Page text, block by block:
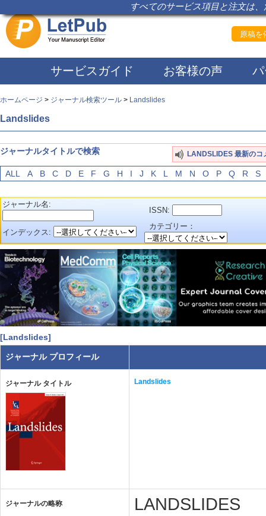
すべてのサービス項目と注文は
原稿を
サービスガイド お客様の声
ホームページ > ジャーナル検索ツール > Landslides
Landslides
ジャーナルタイトルで検索 LANDSLIDES 最新の
ALL A B C D E F G H I J K L M N O P Q R S
ジャーナル名:
ISSN:
インデックス:
カテゴリー：
[Landslides]
ジャーナル プロフィール
ジャーナル タイトル Landslides
ジャーナルの略称 LANDSLIDES